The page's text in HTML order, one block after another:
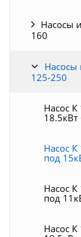
Насосы
160
Насосы
125-250
Насос
Насос
под
Насос
под
Насос